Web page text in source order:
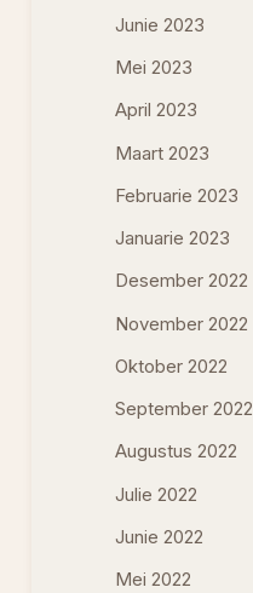
Junie 2023
Mei 2023
April 2023
Maart 2023
Februarie 2023
Januarie 2023
Desember 2022
November 2022
Oktober 2022
September 2022
Augustus 2022
Julie 2022
Junie 2022
Mei 2022